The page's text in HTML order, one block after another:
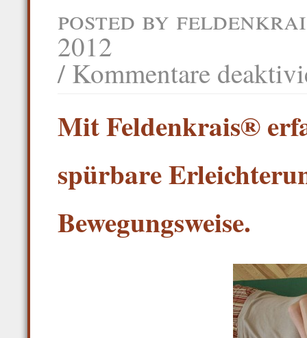
posted by
2012
/ Kommentare
Mit Feldenkrais®
spürbare
Bewegungsweise.